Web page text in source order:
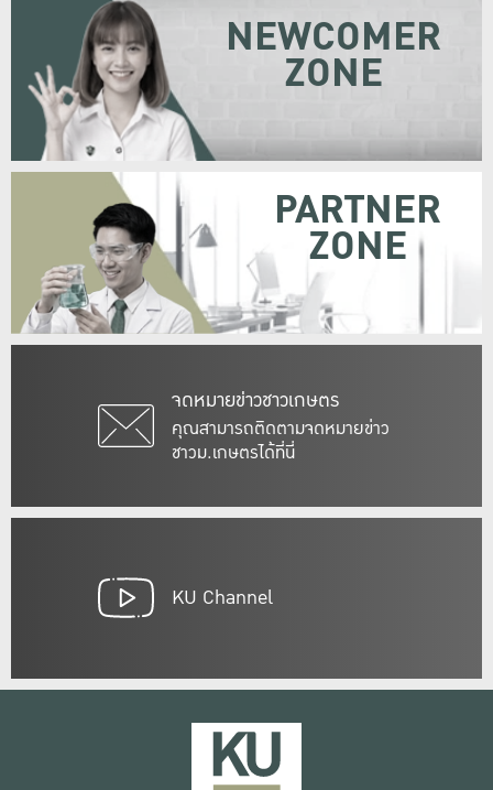
จดหมายข่าวชาวเกษตร
คุณสามารถติดตามจดหมายข่าว
ชาวม.เกษตรได้ที่นี่
NEWCOMER
ZONE
PARTNER
ZONE
KU Channel